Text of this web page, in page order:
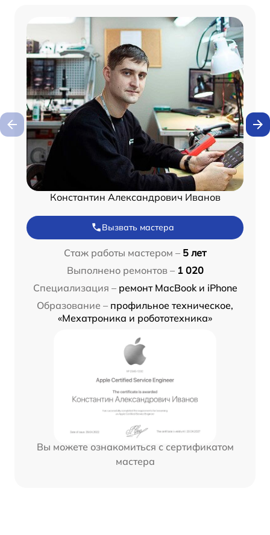
Константин Александрович Иванов
Вызвать мастера
Стаж работы мастером – 5 лет
Выполнено ремонтов – 1 020
Специализация – ремонт MacBook и iPhone
Образование – профильное техническое,
«Мехатроника и робототехника»
Вы можете ознакомиться с сертификатом
мастера